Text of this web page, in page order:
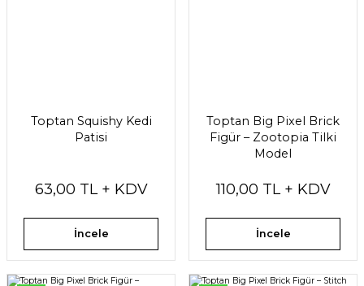
Toptan Squishy Kedi
Patisi
63,00 TL + KDV
İncele
Toptan Big Pixel Brick
Figür – Zootopia Tilki
Model
110,00 TL + KDV
İncele